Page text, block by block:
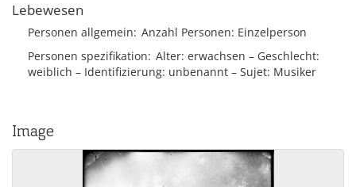
Lebewesen
Personen allgemein Anzahl Personen Einzelperson
Personen spezifikation Alter erwachsen
Geschlecht
weiblich
Identifizierung unbenannt Sujet Musiker
Image